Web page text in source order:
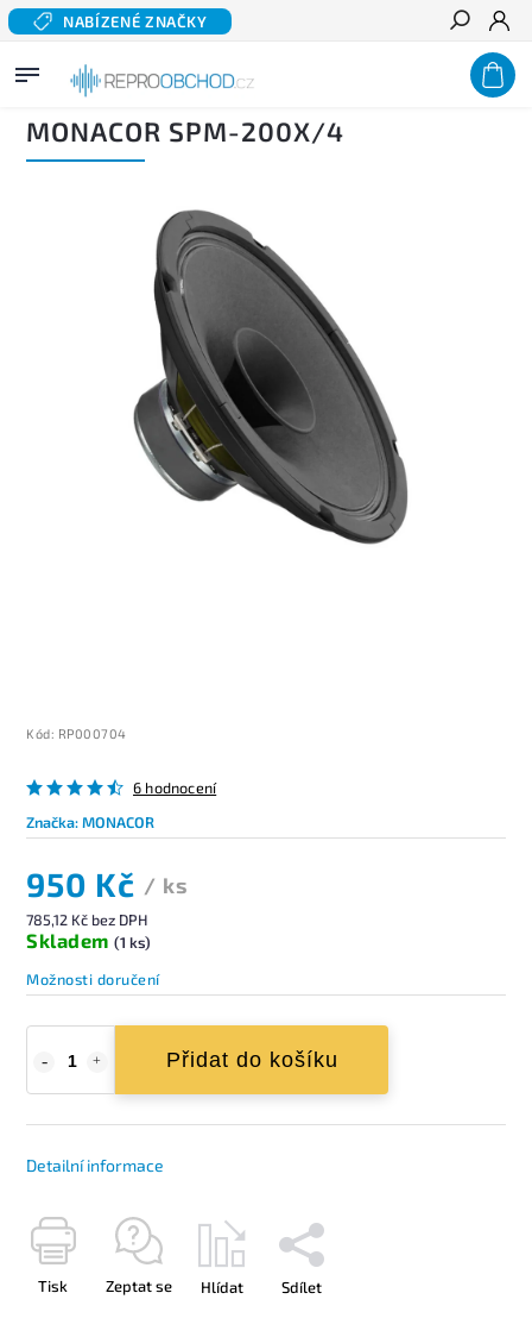
NABÍZENÉ ZNAČKY
Hledat
Domů/ Domácí audio/Komponentní reproduktory hi-fi Širokopásmové reproduktory
MONACOR SPM-200X/4
MONACOR SPM-200X/4
Kód: RP000704
6 hodnocení
Značka:MONACOR
950 Kč / ks
785,12 Kč bez DPH
Skladem (1 ks)
Možnosti doručení
Přidat do košíku
Detailní informace
Tisk Zeptat se Hlídat Sdílet